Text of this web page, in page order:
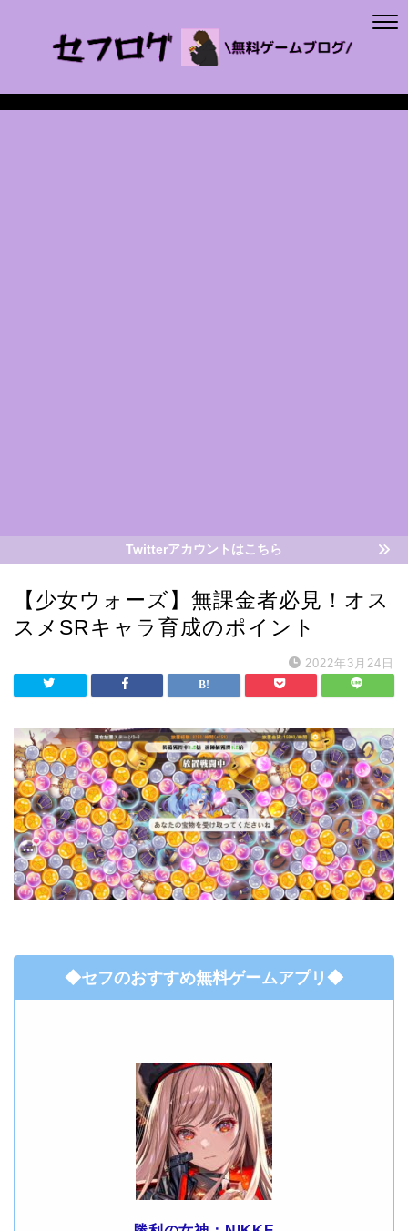
Twitterアカウントはこちら
【少女ウォーズ】無課金者必見！オス
スメSRキャラ育成のポイント
2022年3月24日
◆セフのおすすめ無料ゲームアプリ◆